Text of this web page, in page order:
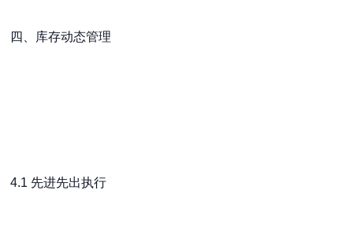
四、库存动态管理
4.1 先进先出执行